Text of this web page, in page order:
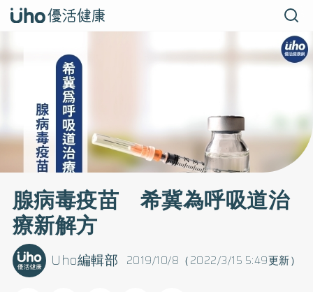
腺病毒疫苗 希冀為呼吸道治
療新解方
2019/10/8（2022/3/15 5:49更新）
Uho編輯部